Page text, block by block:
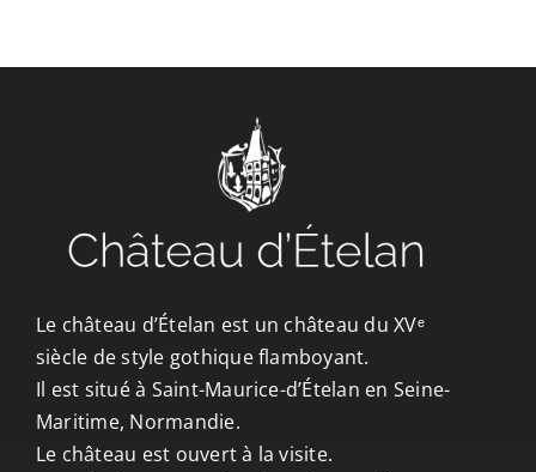
Le château d’Ételan est un château du XVᵉ
siècle de style gothique flamboyant.
Il est situé à Saint-Maurice-d’Ételan en Seine-
Maritime, Normandie.
Le château est ouvert à la visite.